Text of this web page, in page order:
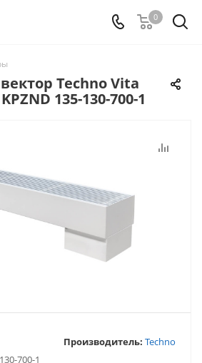
0
Techno Vita
135-130-700-1
700-1
Производитель: Techno